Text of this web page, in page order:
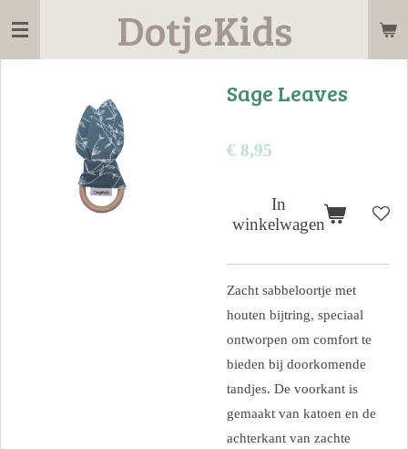
Ga
hoofdinhoud
DotjeKids
Sage Leaves
€ 8,95
In
winkelwagen
Zacht sabbeloortje met
houten bijtring, speciaal
ontworpen om comfort te
bieden bij doorkomende
tandjes. De voorkant is
gemaakt van katoen en de
achterkant van zachte